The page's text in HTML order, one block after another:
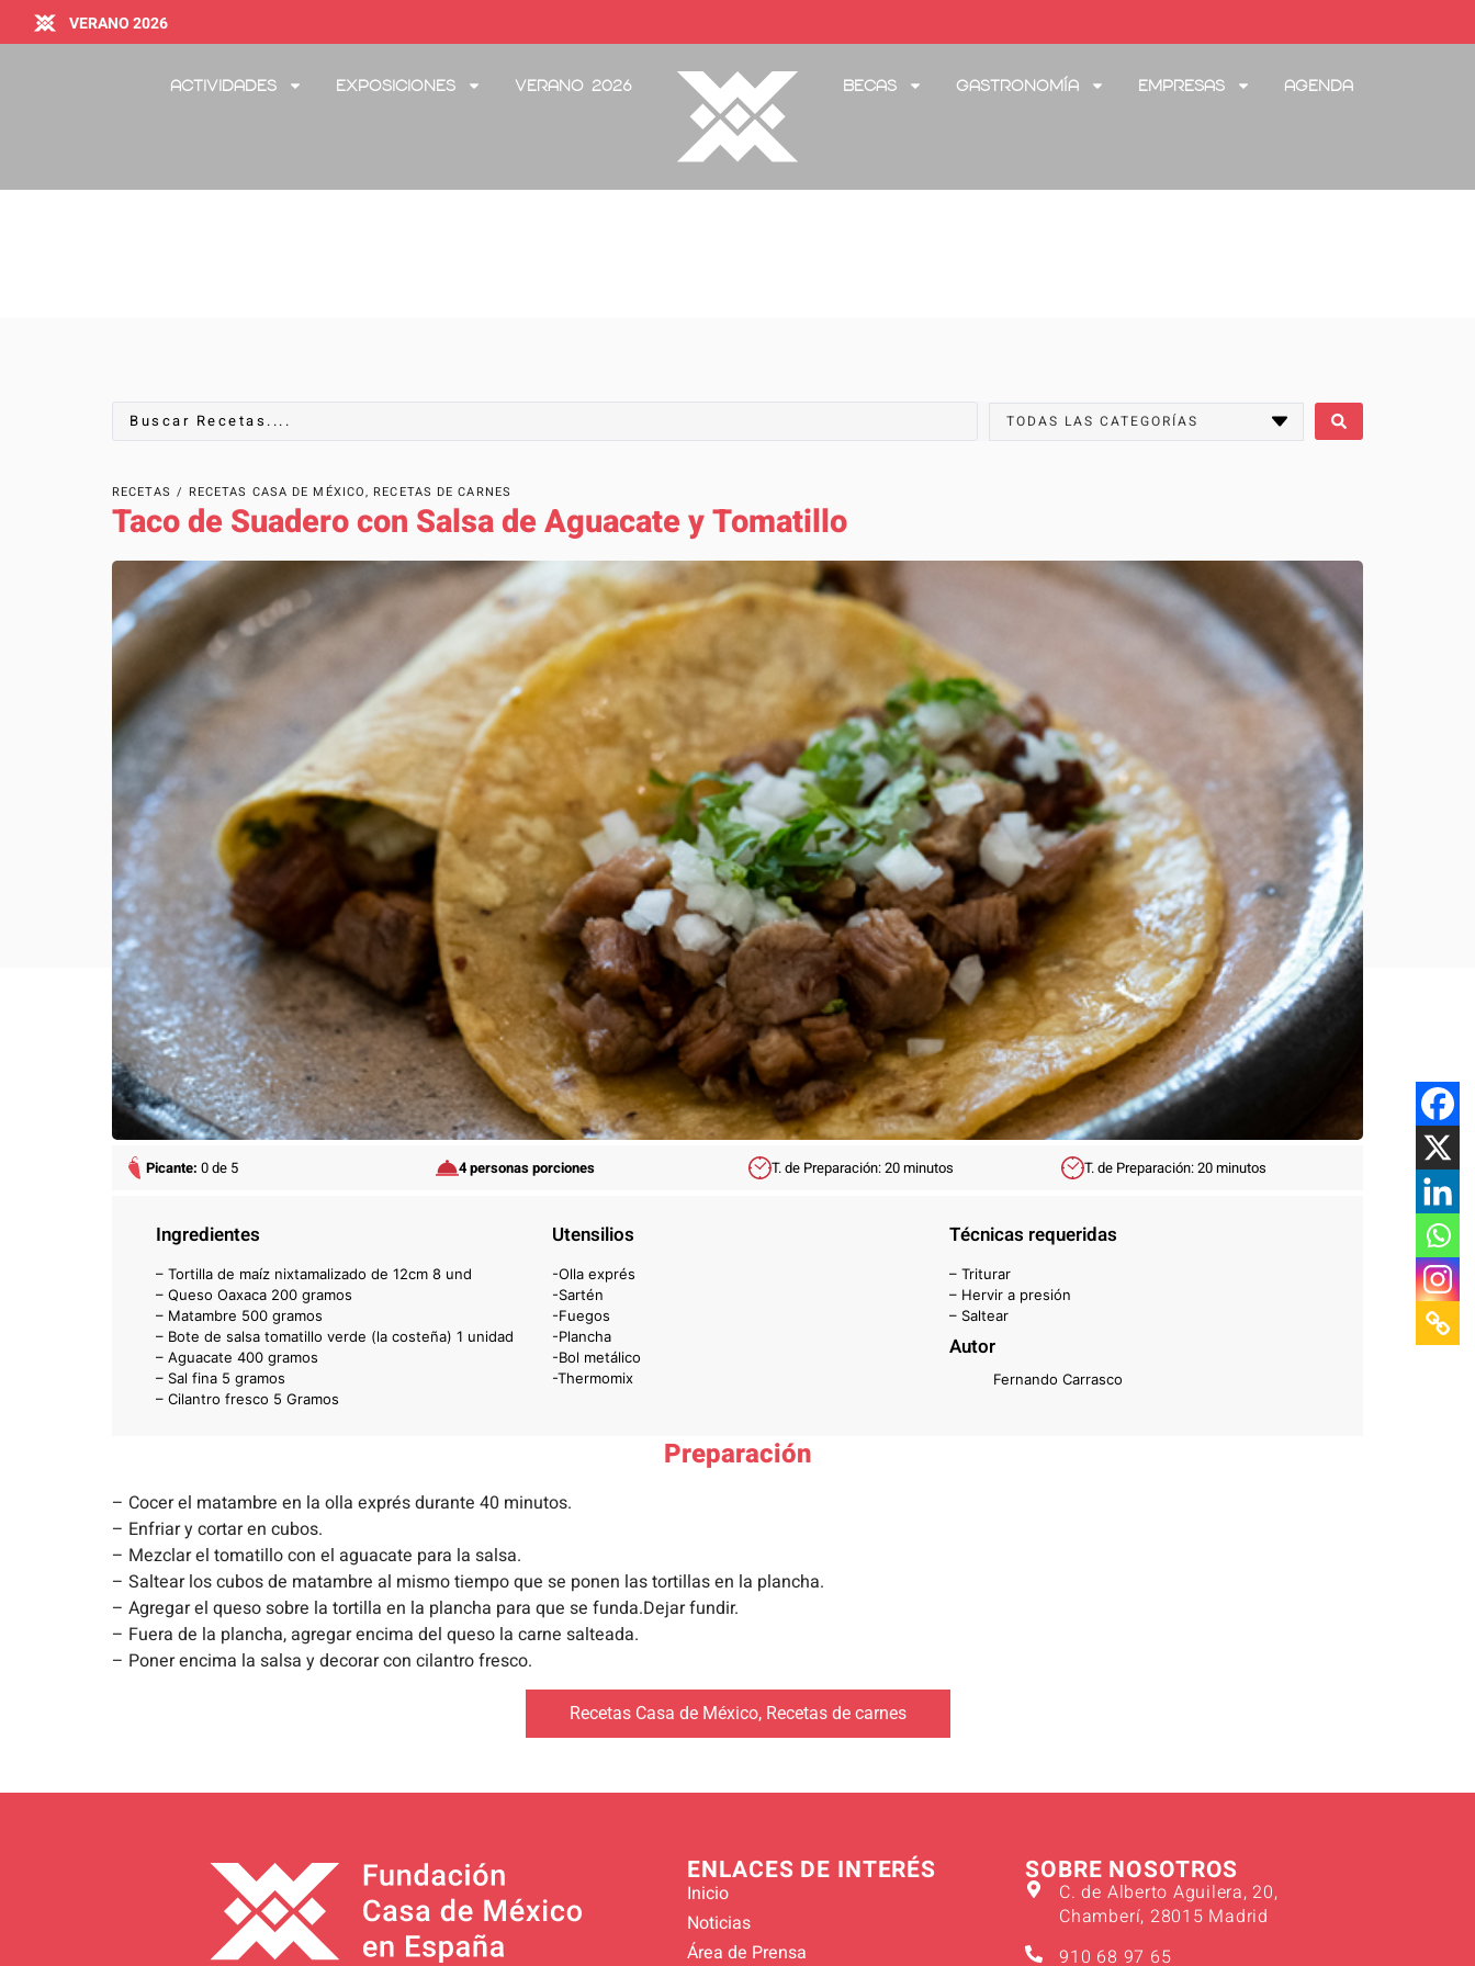
VERANO 2026
Actividades Exposiciones Verano 2026 Becas Gastronomía Empresas Agenda
RECETAS / RECETAS CASA DE MÉXICO, RECETAS DE CARNES
Taco de Suadero con Salsa de Aguacate y Tomatillo
Picante: 0 de 5 4 personas porciones T. de Preparación: 20 minutos T. de Preparación: 20 minutos
Ingredientes
– Tortilla de maíz nixtamalizado de 12cm 8 und
– Queso Oaxaca 200 gramos
– Matambre 500 gramos
– Bote de salsa tomatillo verde (la costeña) 1 unidad
– Aguacate 400 gramos
– Sal fina 5 gramos
– Cilantro fresco 5 Gramos
Utensilios
-Olla exprés
-Sartén
-Fuegos
-Plancha
-Bol metálico
-Thermomix
Técnicas requeridas
– Triturar
– Hervir a presión
– Saltear
Autor
Fernando Carrasco
Preparación
– Cocer el matambre en la olla exprés durante 40 minutos.
– Enfriar y cortar en cubos.
– Mezclar el tomatillo con el aguacate para la salsa.
– Saltear los cubos de matambre al mismo tiempo que se ponen las tortillas en la plancha.
– Agregar el queso sobre la tortilla en la plancha para que se funda.Dejar fundir.
– Fuera de la plancha, agregar encima del queso la carne salteada.
– Poner encima la salsa y decorar con cilantro fresco.
Recetas Casa de México, Recetas de carnes
ENLACES DE INTERÉS
Inicio
Noticias
Área de Prensa
SOBRE NOSOTROS
C. de Alberto Aguilera, 20,
Chamberí, 28015 Madrid
910 68 97 65